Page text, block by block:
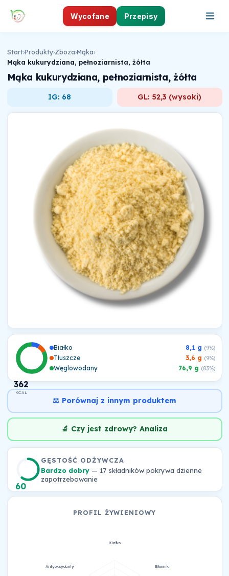
Wycofane Przepisy
Start›Produkty›Zboza›Mąka›
Mąka kukurydziana, pełnoziarnista, żółta
Mąka kukurydziana, pełnoziarnista, żółta
IG: 68 GL: 52,3 (wysoki)
362
KCAL
Białko 8,1 g (9%)
Tłuszcze 3,6 g (9%)
Węglowodany 76,9 g (83%)
⚖️ Porównaj z innym produktem
🔬 Czy jest zdrowy? Analiza
60
GĘSTOŚĆ ODŻYWCZA
Bardzo dobry— 17 składników pokrywa dzienne
zapotrzebowanie
PROFIL ŻYWIENIOWY
Białko
Błonnik
Antyoksydanty